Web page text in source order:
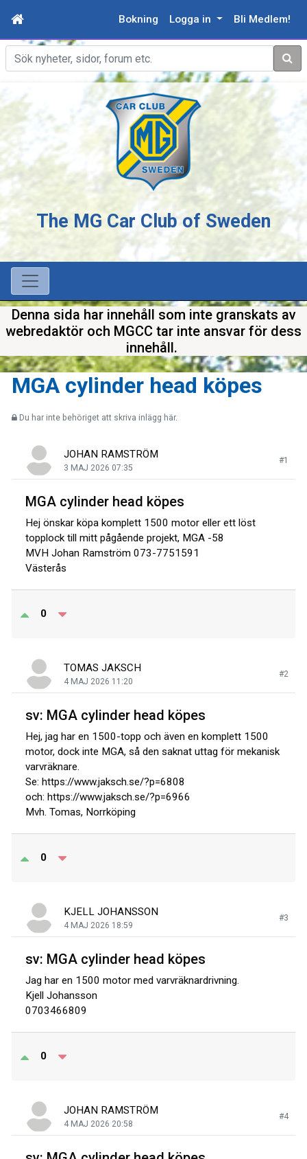
Bokning Logga in Bli Medlem!
Sök
The MG Car Club of Sweden
Denna sida har innehåll som inte granskats av
webredaktör och MGCC tar inte ansvar för dess
innehåll.
MGA cylinder head köpes
Du har inte behöriget att skriva inlägg här.
JOHAN RAMSTRÖM
3 MAJ 2026 07:35
#1
MGA cylinder head köpes
Hej önskar köpa komplett 1500 motor eller ett löst
topplock till mitt pågående projekt, MGA -58
MVH Johan Ramström 073-7751591
Västerås
0
TOMAS JAKSCH
4 MAJ 2026 11:20
#2
sv: MGA cylinder head köpes
Hej, jag har en 1500-topp och även en komplett 1500
motor, dock inte MGA, så den saknat uttag för mekanisk
varvräknare.
Se: https://www.jaksch.se/?p=6808
och: https://www.jaksch.se/?p=6966
Mvh. Tomas, Norrköping
0
KJELL JOHANSSON
4 MAJ 2026 18:59
#3
sv: MGA cylinder head köpes
Jag har en 1500 motor med varvräknardrivning.
Kjell Johansson
0703466809
0
JOHAN RAMSTRÖM
4 MAJ 2026 20:58
#4